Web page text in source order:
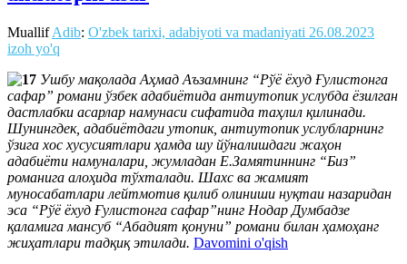
MuallifAdib: O'zbek tarixi, adabiyoti va madaniyati 26.08.2023
izoh yo'q
Ушбу мақолада Аҳмад Аъзамнинг “Рўё ёхуд Ғулистонга
сафар” романи ўзбек адабиётида антиутопик услубда ёзилган
дастлабки асарлар намунаси сифатида таҳлил қилинади.
Шунингдек, адабиётдаги утопик, антиутопик услубларнинг
ўзига хос хусусиятлари ҳамда шу йўналишдаги жаҳон
адабиёти намуналари, жумладан Е.Замятиннинг “Биз”
романига алоҳида тўхталади. Шахс ва жамият
муносабатлари лейтмотив қилиб олиниши нуқтаи назаридан
эса “Рўё ёхуд Ғулистонга сафар”нинг Нодар Думбадзе
қаламига мансуб “Абадият қонуни” романи билан ҳамоҳанг
жиҳатлари тадқиқ этилади. Davomini o'qish